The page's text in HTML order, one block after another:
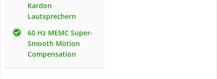
Kardon
Lautsprechern
60 Hz MEMC Super-
Smooth Motion
Compensation